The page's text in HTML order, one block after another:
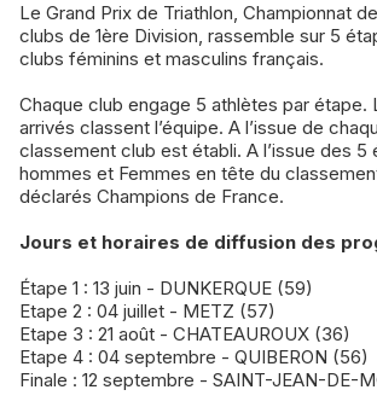
Le Grand Prix de Triathlon, Championnat
clubs de 1ère Division, rassemble sur 5
clubs féminins et masculins français.
Chaque club engage 5 athlètes par étape.
arrivés classent l’équipe. A l’issue de
classement club est établi. A l’issue des 5
hommes et Femmes en tête du
déclarés Champions de France.
Jours et horaires de diffusion des
Étape 1 : 13 juin - DUNKERQUE (59)
Etape 2 : 04 juillet - METZ (57)
Etape 3 : 21 août - CHATEAUROUX (36)
Etape 4 : 04 septembre - QUIBERON (56)
Finale : 12 septembre - SAINT-JEAN-DE-